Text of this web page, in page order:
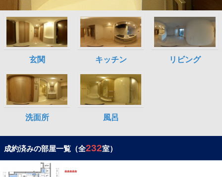
成約済みの部屋一覧（全232室）
*****